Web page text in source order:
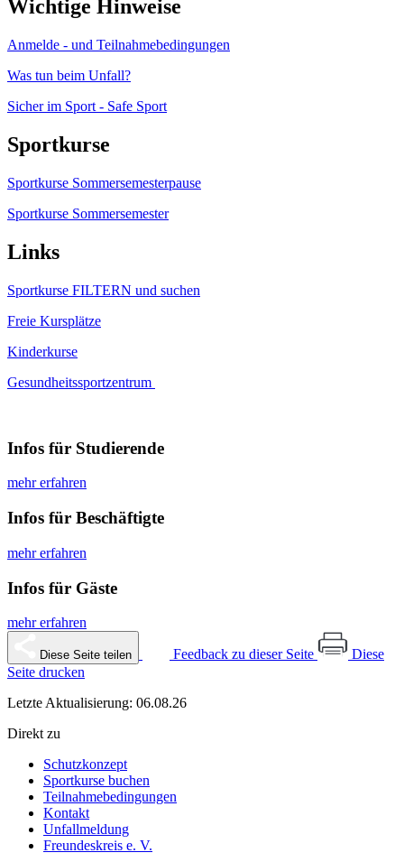
Wichtige Hinweise
Anmelde - und Teilnahmebedingungen
Was tun beim Unfall?
Sicher im Sport - Safe Sport
Sportkurse
Sportkurse Sommersemesterpause
Sportkurse Sommersemester
Links
Sportkurse FILTERN und suchen
Freie Kursplätze
Kinderkurse
Gesundheitssportzentrum
Infos für Studierende
mehr erfahren
Infos für Beschäftigte
mehr erfahren
Infos für Gäste
mehr erfahren
Diese Seite teilen Feedback zu dieser Seite
Diese
Seite drucken
Letzte Aktualisierung: 06.08.26
Direkt zu
Schutzkonzept
Sportkurse buchen
Teilnahmebedingungen
Kontakt
Unfallmeldung
Freundeskreis e. V.